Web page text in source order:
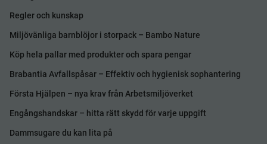
Regler och kunskap
Miljövänliga barnblöjor i storpack – Bambo Nature
Köp hela pallar med produkter och spara pengar
Brabantia Avfallspåsar – Effektiv och hygienisk sophantering
Första Hjälpen – nya krav från Arbetsmiljöverket
Engångshandskar – hitta rätt skydd för varje uppgift
Dammsugare du kan lita på